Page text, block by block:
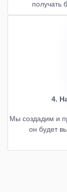
получать
4.
Мы создадим и
он будет